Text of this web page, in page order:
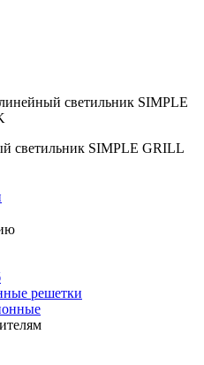
светильник SIMPLE GRILL
решетки